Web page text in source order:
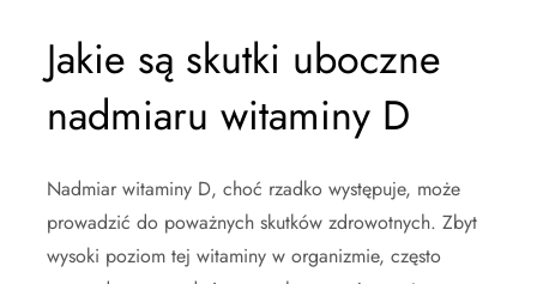
Jakie są skutki uboczne
nadmiaru witaminy D
Nadmiar witaminy D, choć rzadko występuje, może
prowadzić do poważnych skutków zdrowotnych. Zbyt
wysoki poziom tej witaminy w organizmie, często